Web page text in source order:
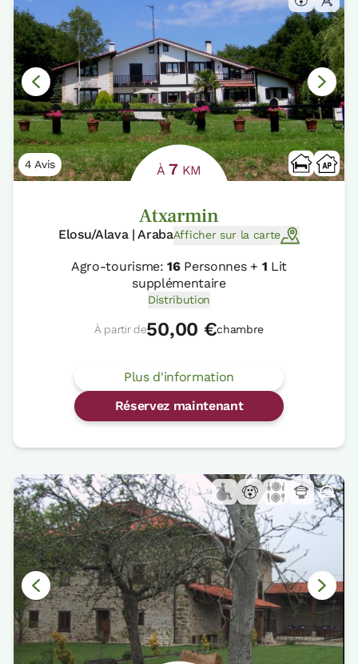
4 Avis À7 KM
Atxarmin
Elosu/Alava | ArabaAfficher sur la carte
Agro-tourisme:16Personnes + 1 Lit
supplémentaire
Distribution
À partir de50,00 €chambre
Plus d'information
Réservez maintenant